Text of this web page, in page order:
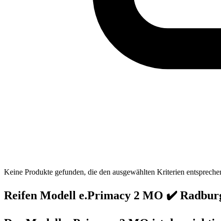
Keine Produkte gefunden, die den ausgewählten Kriterien
Reifen Modell e.Primacy 2 MO ✔️